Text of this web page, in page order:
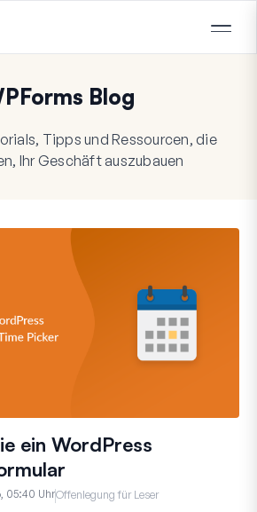
Blog
Tipps und Ressourcen, die
Ihr Geschäft auszubauen
ein WordPress
05:40 UhrOffenlegung für Leser